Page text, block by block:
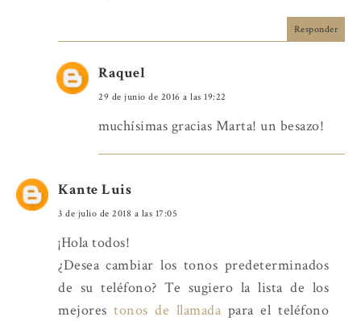
Responder
Raquel
29 de junio de 2016 a las 19:22
muchísimas gracias Marta! un besazo!
Kante Luis
3 de julio de 2018 a las 17:05
¡Hola todos!
¿Desea cambiar los tonos predeterminados
de su teléfono? Te sugiero la lista de los
mejorestonos de llamada para el teléfono